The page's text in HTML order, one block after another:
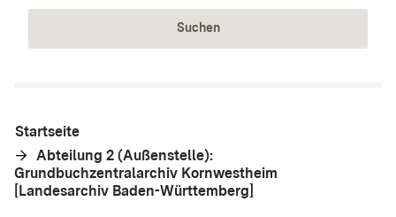
Suchen
Startseite
Abteilung 2 (Außenstelle):
Grundbuchzentralarchiv Kornwestheim
[Landesarchiv Baden-Württemberg]